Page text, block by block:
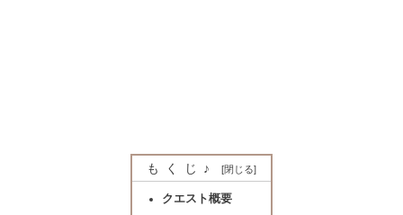
もくじ♪
クエスト概要